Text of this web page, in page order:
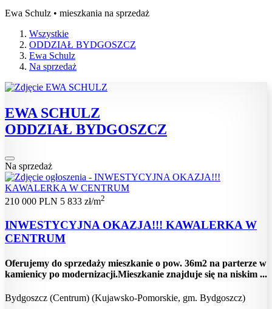
Ewa Schulz • mieszkania na sprzedaż
Wszystkie
ODDZIAŁ BYDGOSZCZ
Ewa Schulz
Na sprzedaż
EWA SCHULZ
ODDZIAŁ BYDGOSZCZ
Na sprzedaż
210 000 PLN 5 833 zł/m2
INWESTYCYJNA OKAZJA!!! KAWALERKA W
CENTRUM
Oferujemy do sprzedaży mieszkanie o pow. 36m2 na parterze w
kamienicy po modernizacji.Mieszkanie znajduje się na niskim ...
Bydgoszcz (Centrum) (Kujawsko-Pomorskie, gm. Bydgoszcz)